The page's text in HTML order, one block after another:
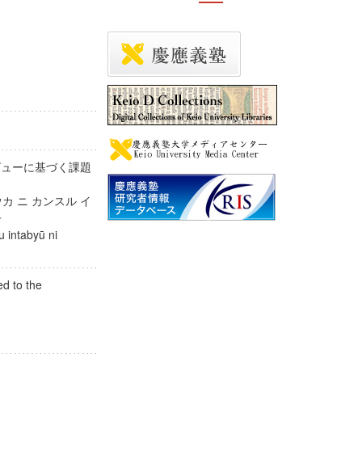
ーに基づく課題
ニ カンスル イ
intabyū ni
to the